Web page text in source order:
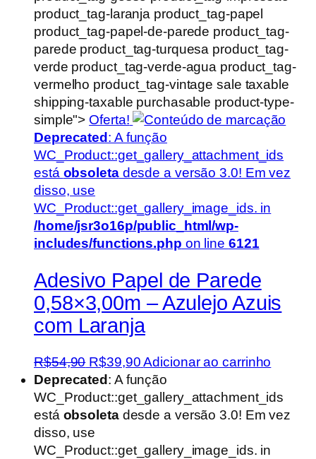
product_tag-laranja product_tag-papel
product_tag-papel-de-parede product_tag-
parede product_tag-turquesa product_tag-
verde product_tag-verde-agua product_tag-
vermelho product_tag-vintage sale taxable
shipping-taxable purchasable product-type-
simple"> Oferta!
Deprecated : A função
WC_Product::get_gallery_attachment_ids
está obsoletadesde a versão 3.0! Em vez
disso, use
WC_Product::get_gallery_image_ids. in
/home/jsr3o16p/public_html/wp-
includes/functions.php on line 6121
Adesivo Papel de Parede
0,58×3,00m – Azulejo Azuis
com Laranja
R$54,90 O
preço
original
era:
R$54,90.
R$39,90O
preço
atual
é:
Adicionar ao carrinho
Deprecated : A função
WC_Product::get_gallery_attachment_ids
está obsoletadesde a versão 3.0! Em vez
disso, use
WC_Product::get_gallery_image_ids. in